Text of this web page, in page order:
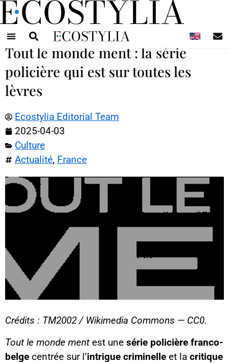
Tout le monde ment : la série
policière qui est sur toutes les
lèvres
Ecostylia Editorial Team
2025-04-03
Culture
Actualité, France
Crédits : TM2002 / Wikimedia Commons — CC0.
Tout le monde ment est une série policière franco-
belge centrée sur l’intrigue criminelle et la critique